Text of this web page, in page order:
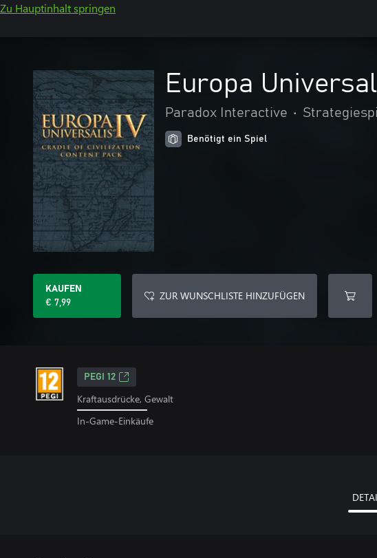
Zu Hauptinhalt springen
Europa
Paradox Interactive •
Benötigt ein Spiel
KAUFEN
€ 7,99
ZUR WUNSCHLISTE HINZUFÜGEN
PEGI 12
Kraftausdrücke, Gewalt
In-Game-Einkäufe